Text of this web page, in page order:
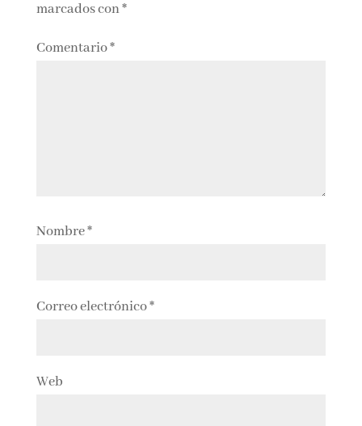
marcados con*
Comentario*
Nombre*
Correo electrónico*
Web